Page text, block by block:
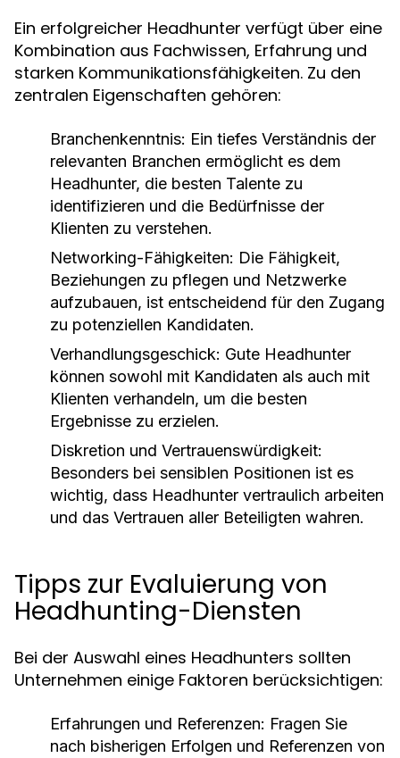
Ein erfolgreicher Headhunter verfügt über eine
Kombination aus Fachwissen, Erfahrung und
starken Kommunikationsfähigkeiten. Zu den
zentralen Eigenschaften gehören:
Branchenkenntnis: Ein tiefes Verständnis der
relevanten Branchen ermöglicht es dem
Headhunter, die besten Talente zu
identifizieren und die Bedürfnisse der
Klienten zu verstehen.
Networking-Fähigkeiten: Die Fähigkeit,
Beziehungen zu pflegen und Netzwerke
aufzubauen, ist entscheidend für den Zugang
zu potenziellen Kandidaten.
Verhandlungsgeschick: Gute Headhunter
können sowohl mit Kandidaten als auch mit
Klienten verhandeln, um die besten
Ergebnisse zu erzielen.
Diskretion und Vertrauenswürdigkeit:
Besonders bei sensiblen Positionen ist es
wichtig, dass Headhunter vertraulich arbeiten
und das Vertrauen aller Beteiligten wahren.
Tipps zur Evaluierung von
Headhunting-Diensten
Bei der Auswahl eines Headhunters sollten
Unternehmen einige Faktoren berücksichtigen:
Erfahrungen und Referenzen: Fragen Sie
nach bisherigen Erfolgen und Referenzen von